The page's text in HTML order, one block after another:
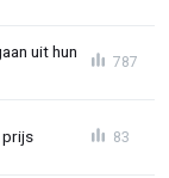
uit hun
787
prijs 83